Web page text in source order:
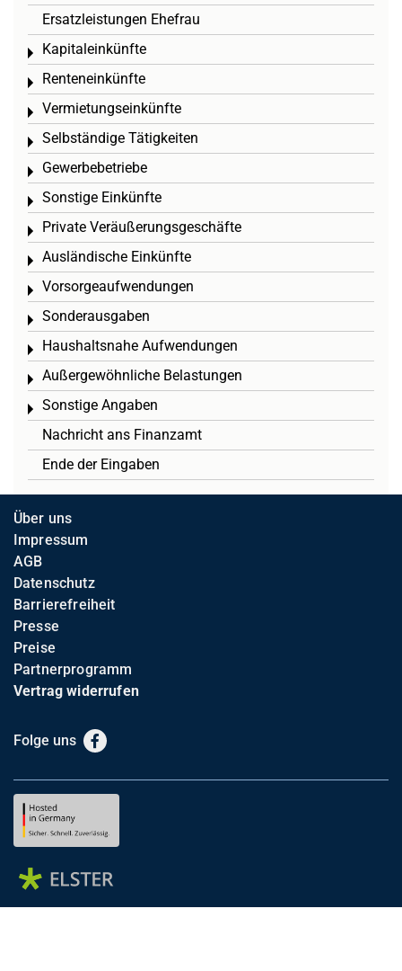
Ersatzleistungen Ehefrau
Kapitaleinkünfte
Toggle menu
Renteneinkünfte
Toggle menu
Vermietungseinkünfte
Toggle menu
Selbständige Tätigkeiten
Toggle menu
Gewerbebetriebe
Toggle menu
Sonstige Einkünfte
Toggle menu
Private Veräußerungsgeschäfte
Toggle menu
Ausländische Einkünfte
Toggle menu
Vorsorgeaufwendungen
Toggle menu
Sonderausgaben
Toggle menu
Haushaltsnahe Aufwendungen
Toggle menu
Außergewöhnliche Belastungen
Toggle menu
Sonstige Angaben
Toggle menu
Nachricht ans Finanzamt
Ende der Eingaben
Über uns
Impressum
AGB
Datenschutz
Barrierefreiheit
Presse
Preise
Partnerprogramm
Vertrag widerrufen
Folge uns Facebook